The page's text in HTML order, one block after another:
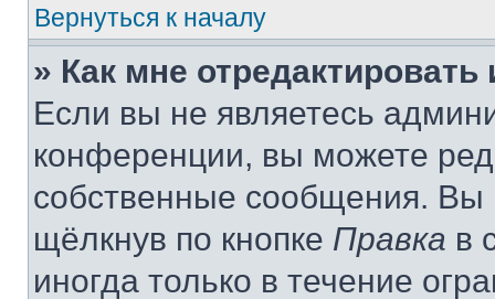
Вернуться к началу
» Как мне
Если вы не являетесь
конференции, вы можете
собственные сообщения. Вы
щёлкнув по кнопке Правка в
иногда только в течение